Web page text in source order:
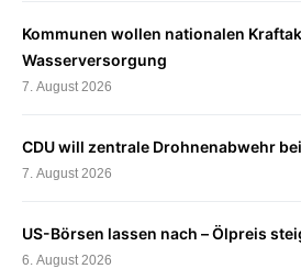
Kommunen wollen nationalen
Wasserversorgung
7. August 2026
CDU will zentrale Drohnenabwehr
7. August 2026
US-Börsen lassen nach – Ölpreis
6. August 2026